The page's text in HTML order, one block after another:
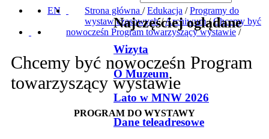
Najczęściej oglądane
Wizyta
O Muzeum
Lato w MNW 2026
Dane teleadresowe
EN Strona główna / Edukacja /Programy do
wystaw czasowych/Archiwum/Chcemy być
nowocześn Program towarzyszący wystawie /
Chcemy być nowocześn Program
towarzyszący wystawie
PROGRAM DO WYSTAWY